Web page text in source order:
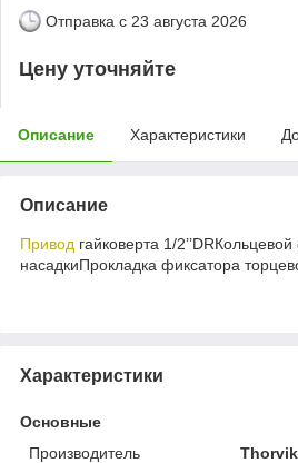
Отправка с 23 августа 2026
Цену уточняйте
Описание Характеристики
Описание
Привод гайковерта 1/
насадкиПрокладка фиксатора
Характеристики
Основные
Производитель
Thorvik